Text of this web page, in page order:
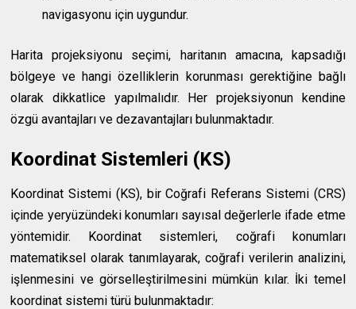
navigasyonu için uygundur.
Harita projeksiyonu seçimi, haritanın amacına, kapsadığı
bölgeye ve hangi özelliklerin korunması gerektiğine bağlı
olarak dikkatlice yapılmalıdır. Her projeksiyonun kendine
özgü avantajları ve dezavantajları bulunmaktadır.
Koordinat Sistemleri (KS)
Koordinat Sistemi (KS), bir Coğrafi Referans Sistemi (CRS)
içinde yeryüzündeki konumları sayısal değerlerle ifade etme
yöntemidir. Koordinat sistemleri, coğrafi konumları
matematiksel olarak tanımlayarak, coğrafi verilerin analizini,
işlenmesini ve görselleştirilmesini mümkün kılar. İki temel
koordinat sistemi türü bulunmaktadır: